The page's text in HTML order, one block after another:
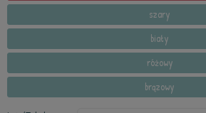
szary
biały
różowy
brązowy